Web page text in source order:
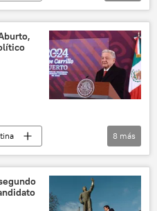
Financiera
Tijuana
8 más